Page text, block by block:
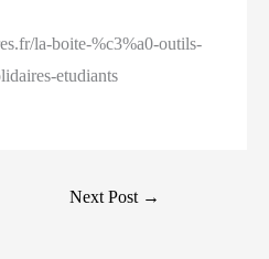
la-boite-%c3%a0-outils-
etudiants
Next Post →